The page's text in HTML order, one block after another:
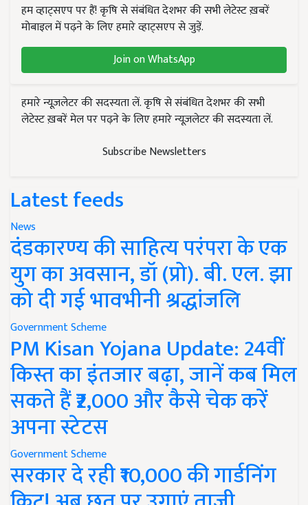
हम व्हाट्सएप पर हैं! कृषि से संबंधित देशभर की सभी लेटेस्ट ख़बरें
मोबाइल में पढ़ने के लिए हमारे व्हाट्सएप से जुड़ें.
Join on WhatsApp
हमारे न्यूज़लेटर की सदस्यता लें. कृषि से संबंधित देशभर की सभी
लेटेस्ट ख़बरें मेल पर पढ़ने के लिए हमारे न्यूज़लेटर की सदस्यता लें.
Subscribe Newsletters
Latest feeds
News
दंडकारण्य की साहित्य परंपरा के एक
युग का अवसान, डॉ (प्रो). बी. एल. झा
को दी गई भावभीनी श्रद्धांजलि
Government Scheme
PM Kisan Yojana Update: 24वीं
किस्त का इंतजार बढ़ा, जानें कब मिल
सकते हैं ₹2,000 और कैसे चेक करें
अपना स्टेटस
Government Scheme
सरकार दे रही ₹10,000 की गार्डनिंग